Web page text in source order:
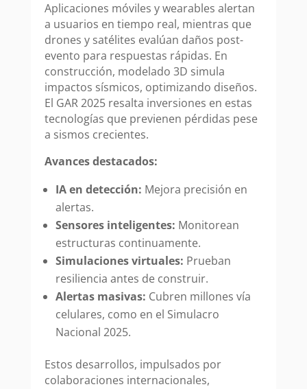
Aplicaciones móviles y wearables alertan
a usuarios en tiempo real, mientras que
drones y satélites evalúan daños post-
evento para respuestas rápidas. En
construcción, modelado 3D simula
impactos sísmicos, optimizando diseños.
El GAR 2025 resalta inversiones en estas
tecnologías que previenen pérdidas pese
a sismos crecientes.
Avances destacados:
IA en detección: Mejora precisión en
alertas.
Sensores inteligentes: Monitorean
estructuras continuamente.
Simulaciones virtuales: Prueban
resiliencia antes de construir.
Alertas masivas: Cubren millones vía
celulares, como en el Simulacro
Nacional 2025.
Estos desarrollos, impulsados por
colaboraciones internacionales,